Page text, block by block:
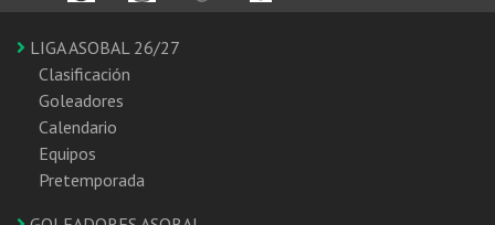
LIGA ASOBAL 26/27
Clasificación
Goleadores
Calendario
Equipos
Pretemporada